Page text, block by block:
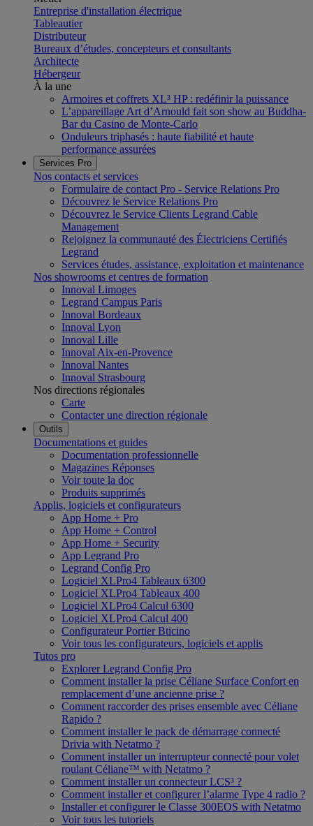
Entreprise d'installation électrique
Tableautier
Distributeur
Bureaux d’études, concepteurs et consultants
Architecte
Hébergeur
À la une
Armoires et coffrets XL³ HP : redéfinir la puissance
L’appareillage Art d’Arnould fait son show au Buddha-
Bar du Casino de Monte-Carlo
Onduleurs triphasés : haute fiabilité et haute
performance assurées
Services Pro
Nos contacts et services
Formulaire de contact Pro - Service Relations Pro
Découvrez le Service Relations Pro
Découvrez le Service Clients Legrand Cable
Management
Rejoignez la communauté des Électriciens Certifiés
Legrand
Services études, assistance, exploitation et maintenance
Nos showrooms et centres de formation
Innoval Limoges
Legrand Campus Paris
Innoval Bordeaux
Innoval Lyon
Innoval Lille
Innoval Aix-en-Provence
Innoval Nantes
Innoval Strasbourg
Nos directions régionales
Carte
Contacter une direction régionale
Outils
Documentations et guides
Documentation professionnelle
Magazines Réponses
Voir toute la doc
Produits supprimés
Applis, logiciels et configurateurs
App Home + Pro
App Home + Control
App Home + Security
App Legrand Pro
Legrand Config Pro
Logiciel XLPro4 Tableaux 6300
Logiciel XLPro4 Tableaux 400
Logiciel XLPro4 Calcul 6300
Logiciel XLPro4 Calcul 400
Configurateur Portier Bticino
Voir tous les configurateurs, logiciels et applis
Tutos pro
Explorer Legrand Config Pro
Comment installer la prise Céliane Surface Confort en
remplacement d’une ancienne prise ?
Comment raccorder des prises ensemble avec Céliane
Rapido ?
Comment installer le pack de démarrage connecté
Drivia with Netatmo ?
Comment installer un interrupteur connecté pour volet
roulant Céliane™ with Netatmo ?
Comment installer un connecteur LCS³ ?
Comment installer et configurer l’alarme Type 4 radio ?
Installer et configurer le Classe 300EOS with Netatmo
Voir tous les tutoriels